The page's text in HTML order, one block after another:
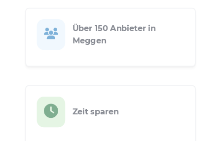
Über 150 Anbieter in
Meggen
Zeit sparen